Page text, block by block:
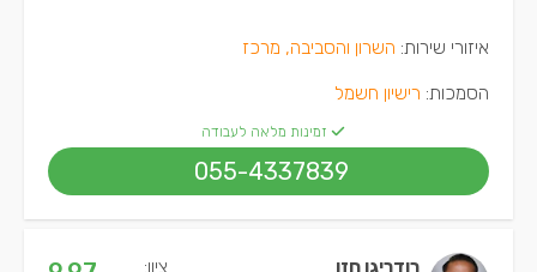
איזורי שירות: השרון והסביבה, מרכז
הסמכות: רישיון חשמל
זמינות מלאה לעבודה
055-4337839
רודריגו חזן ציון: